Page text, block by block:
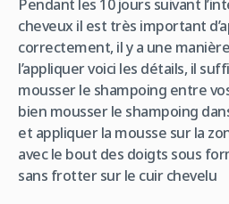
Pendant les 10 jours suivant
cheveux il est très important
correctement, il y a une
l’appliquer voici les détails, il
mousser le shampoing entre
bien mousser le shampoing
et appliquer la mousse sur la
avec le bout des doigts sous
sans frotter sur le cuir chevelu